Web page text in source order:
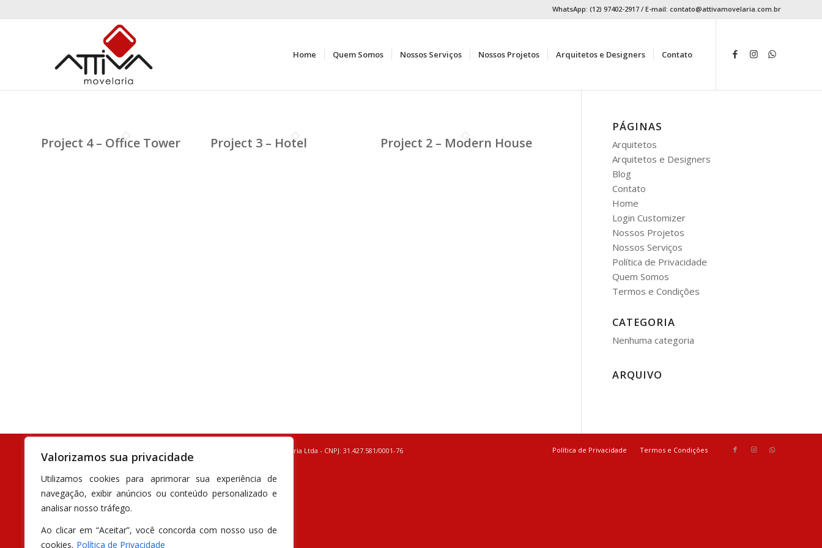
Valorizamos sua privacidade
Utilizamos cookies para aprimorar sua experiência de
navegação, exibir anúncios ou conteúdo personalizado e
analisar nosso tráfego.
Ao clicar em “Aceitar”, você concorda com nosso uso de
cookies. Política de Privacidade
WhatsApp: (12) 97402-2917 / E-mail: contato@attivamovelaria.com.br
Home Quem Somos Nossos Serviços Nossos Projetos Arquitetos e Designers Contato
Project 4 – Office Tower Project 3 – Hotel Project 2 – Modern House
PÁGINAS
Arquitetos
Arquitetos e Designers
Blog
Contato
Home
Login Customizer
Nossos Projetos
Nossos Serviços
Política de Privacidade
Quem Somos
Termos e Condições
CATEGORIA
Nenhuma categoria
ARQUIVO
Desenvolvido por - Todos os direitos reservados - Attiva Movelaria Ltda - CNPJ: 31.427.581/0001-76 Política de Privacidade Termos e Condições